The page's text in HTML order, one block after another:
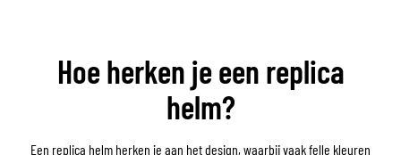
Hoe herken je een replica
helm?
Een replica helm herken je aan het design, waarbij vaak felle kleuren